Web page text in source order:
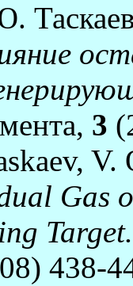
3
Gas
438-